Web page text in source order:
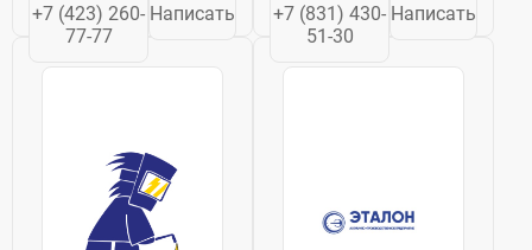
оборудования,
транспорта
это то, что мы
специализируемся
на протяжении...
+7 (423) 260-
77-77
Написать
компрессоров
Mattei SpA
+7 (831) 430-
51-30
Написать